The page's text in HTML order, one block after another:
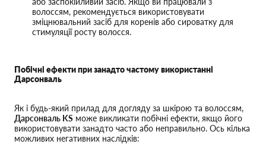
волоссям, рекомендується використовувати
зміцнювальний засіб для коренів або сироватку для
стимуляції росту волосся.
Побічні ефекти при занадто частому використанні
Дарсонваль
Як і будь-який прилад для догляду за шкірою та волоссям,
Дарсонваль KS може викликати побічні ефекти, якщо його
використовувати занадто часто або неправильно. Ось кілька
можливих негативних наслідків: